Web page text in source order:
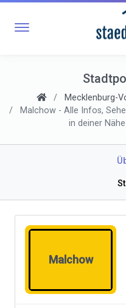
Mecklenburg-
Malchow - Alle Infos,
in deiner
Malchow